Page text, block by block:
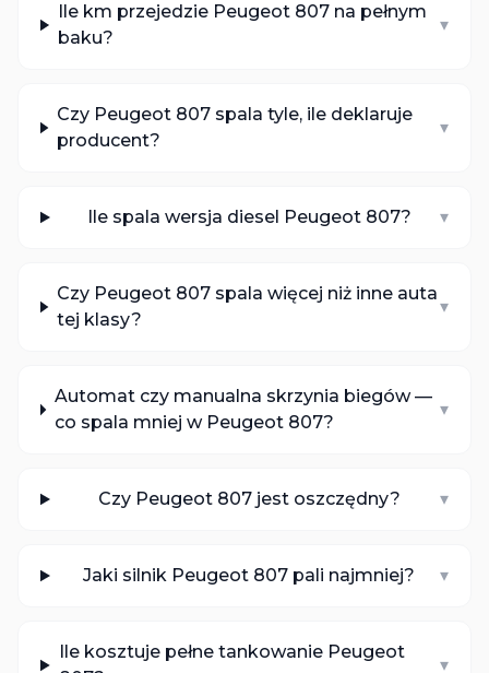
Ile km przejedzie Peugeot 807 na pełnym
baku?
▾
Czy Peugeot 807 spala tyle, ile deklaruje
producent?
▾
Ile spala wersja diesel Peugeot 807? ▾
Czy Peugeot 807 spala więcej niż inne auta
tej klasy?
▾
Automat czy manualna skrzynia biegów —
co spala mniej w Peugeot 807?
▾
Czy Peugeot 807 jest oszczędny? ▾
Jaki silnik Peugeot 807 pali najmniej? ▾
Ile kosztuje pełne tankowanie Peugeot
▾